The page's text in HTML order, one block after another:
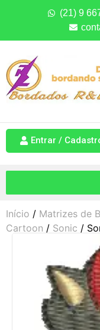
(21) 9
Entrar /
Início / Matrizes de
Cartoon / Sonic /